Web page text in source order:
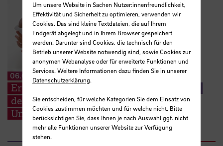
06.08.2026
Erneuter Aufruf: Hebammenstudierende
der HSB suchen weitere Schwangere zur
Unterstützung ihrer Prüfungen
Um unsere Website in Sachen Nutzer:innenfreundlichkeit,
Effektivität und Sicherheit zu optimieren, verwenden wir
Cookies. Das sind kleine Textdateien, die auf Ihrem
Endgerät abgelegt und in Ihrem Browser gespeichert
werden. Darunter sind Cookies, die technisch für den
Betrieb unserer Website notwendig sind, sowie Cookies zur
anonymen Webanalyse oder für erweiterte Funktionen und
Services. Weitere Informationen dazu finden Sie in unserer
Datenschutzerklärung.
Sie entscheiden, für welche Kategorien Sie dem Einsatz von
Cookies zustimmen möchten und für welche nicht. Bitte
berücksichtigen Sie, dass Ihnen je nach Auswahl ggf. nicht
mehr alle Funktionen unserer Website zur Verfügung
stehen.